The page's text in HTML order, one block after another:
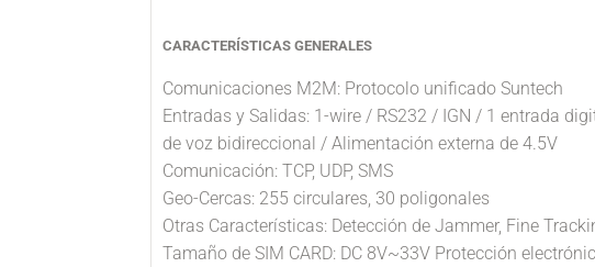
CARACTERÍSTICAS GENERALES
Comunicaciones M2M: Protocolo unificado Suntech
Entradas y Salidas: 1-wire / RS232 / IGN / 1 entrada
de voz bidireccional / Alimentación externa de 4.5V
Comunicación: TCP, UDP, SMS
Geo-Cercas: 255 circulares, 30 poligonales
Otras Características: Detección de Jammer, Fine
Tamaño de SIM CARD: DC 8V~33V Protección